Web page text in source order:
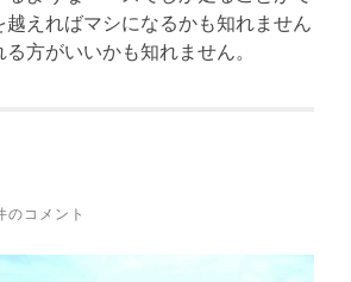
越えればマシになるかも知れません
方がいいかも知れません。
のコメント